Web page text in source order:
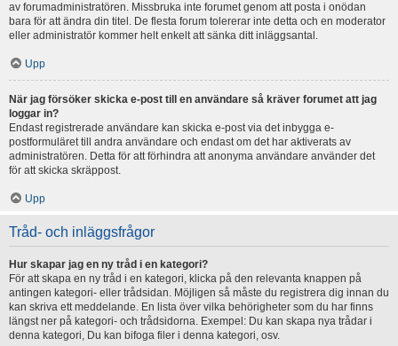
av forumadministratören. Missbruka inte forumet genom att posta i onödan
bara för att ändra din titel. De flesta forum tolererar inte detta och en moderator
eller administratör kommer helt enkelt att sänka ditt inläggsantal.
Upp
När jag försöker skicka e-post till en användare så kräver forumet att jag
loggar in?
Endast registrerade användare kan skicka e-post via det inbygga e-
postformuläret till andra användare och endast om det har aktiverats av
administratören. Detta för att förhindra att anonyma användare använder det
för att skicka skräppost.
Upp
Tråd- och inläggsfrågor
Hur skapar jag en ny tråd i en kategori?
För att skapa en ny tråd i en kategori, klicka på den relevanta knappen på
antingen kategori- eller trådsidan. Möjligen så måste du registrera dig innan du
kan skriva ett meddelande. En lista över vilka behörigheter som du har finns
längst ner på kategori- och trådsidorna. Exempel: Du kan skapa nya trådar i
denna kategori, Du kan bifoga filer i denna kategori, osv.